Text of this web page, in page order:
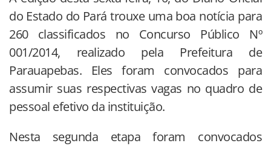
do Estado do Pará trouxe uma boa notícia para
260 classificados no Concurso Público Nº
001/2014, realizado pela Prefeitura de
Parauapebas. Eles foram convocados para
assumir suas respectivas vagas no quadro de
pessoal efetivo da instituição.
Nesta segunda etapa foram convocados